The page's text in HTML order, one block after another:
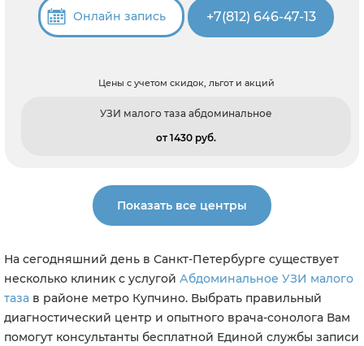
Онлайн запись +7(812) 646-47-13
Цены с учетом скидок, льгот и акций
УЗИ малого таза абдоминальное
от 1430 pуб.
Показать все центры
На сегодняшний день в Санкт-Петербурге существует
несколько клиник с услугой Абдоминальное УЗИ малого
таза в районе метро Купчино. Выбрать правильный
диагностический центр и опытного врача-сонолога Вам
помогут консультанты бесплатной Единой службы записи